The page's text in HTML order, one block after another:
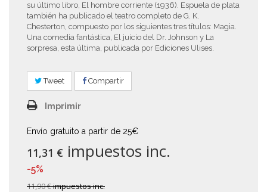
su último libro, El hombre corriente (1936). Espuela de plata
también ha publicado el teatro completo de G. K.
Chesterton, compuesto por los siguientes tres títulos: Magia.
Una comedia fantástica, El juicio del Dr. Johnson y La
sorpresa, esta última, publicada por Ediciones Ulises.
Tweet Compartir
Imprimir
Envío gratuito a partir de 25€
11,31 € impuestos inc.
-5%
11,90 €impuestos inc.